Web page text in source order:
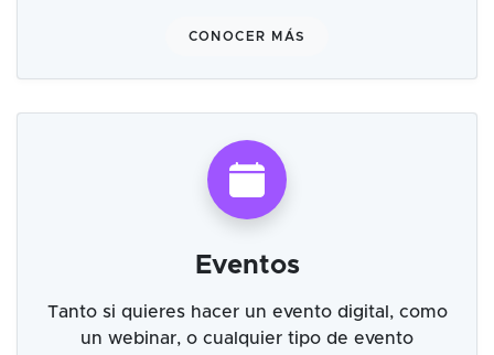
CONOCER MÁS
Eventos
Tanto si quieres hacer un evento digital, como
un webinar, o cualquier tipo de evento